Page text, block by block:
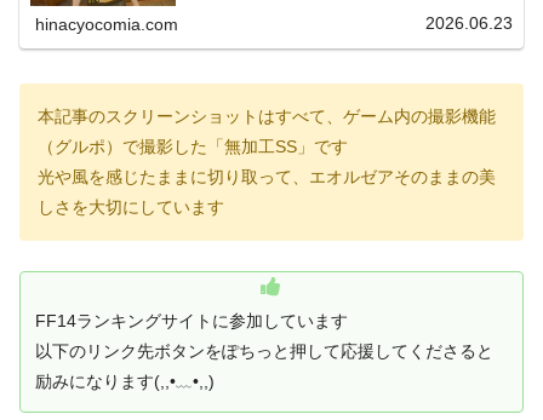
hinacyocomia.com 2026.06.23
本記事のスクリーンショットはすべて、ゲーム内の撮影機能
（グルポ）で撮影した「無加工SS」です
光や風を感じたままに切り取って、エオルゼアそのままの美
しさを大切にしています
FF14ランキングサイトに参加しています
以下のリンク先ボタンをぽちっと押して応援してくださると
励みになります(,,•﹏•,,)